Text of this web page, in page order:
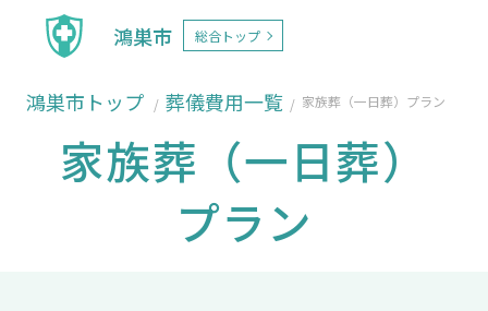
鴻巣市 総合トップ
鴻巣市トップ 葬儀費用一覧 家族葬（一日葬）プラン
家族葬（一日葬）
プラン